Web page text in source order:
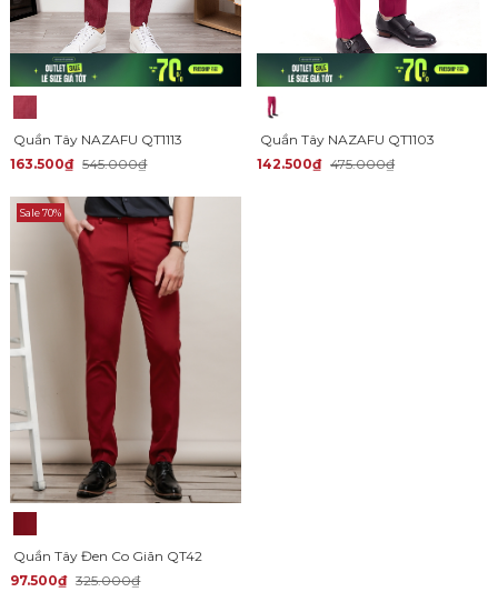
Quần Tây NAZAFU QT1113
163.500₫ 545.000₫
Quần Tây NAZAFU QT1103
142.500₫ 475.000₫
Sale 70%
Quần Tây Đen Co Giãn QT42
97.500₫ 325.000₫